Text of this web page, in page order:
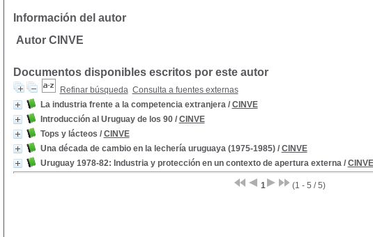
Información del autor
Autor CINVE
Documentos disponibles escritos por este autor
Refinar búsqueda Consulta a fuentes externas
La industria frente a la competencia extranjera/ CINVE
Introducción al Uruguay de los 90/ CINVE
Tops y lácteos / CINVE
Una década de cambio en la lechería uruguaya (1975-1985)/ CINVE
Uruguay 1978-82: Industria y protección en un contexto de apertura externa/ CINVE
1 (1 - 5 / 5)